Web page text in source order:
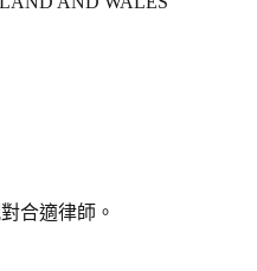
合適律師。